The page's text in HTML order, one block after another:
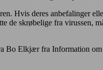
Hvis deres anbefalinger
de skrøbelige fra virussen,
Bo Elkjær fra Information